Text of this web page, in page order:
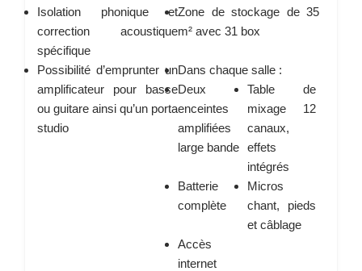
Isolation phonique et
correction acoustique
spécifique
Zone de stockage de 35
m² avec 31 box
Possibilité d’emprunter un
amplificateur pour basse
ou guitare ainsi qu’un porta
studio
Dans chaque salle :
Deux
enceintes
amplifiées
large bande
Table de
mixage 12
canaux,
effets
intégrés
Batterie
complète
Micros
chant, pieds
et câblage
Accès
internet